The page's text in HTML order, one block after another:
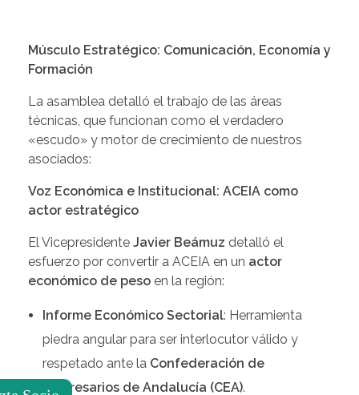
Músculo Estratégico: Comunicación, Economía y
Formación
La asamblea detalló el trabajo de las áreas
técnicas, que funcionan como el verdadero
«escudo» y motor de crecimiento de nuestros
asociados:
Voz Económica e Institucional: ACEIA como
actor estratégico
El Vicepresidente Javier Beámuz detalló el
esfuerzo por convertir a ACEIA en un actor
económico de peso en la región:
Informe Económico Sectorial: Herramienta
piedra angular para ser interlocutor válido y
respetado ante la Confederación de
Empresarios de Andalucía (CEA).